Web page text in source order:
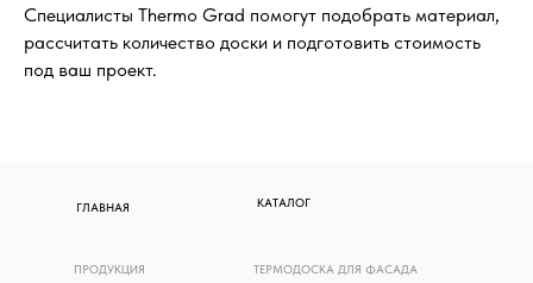
Специалисты Thermo Grad помогут подобрать материал,
рассчитать количество доски и подготовить стоимость
под ваш проект.
ТЕРМОДОСКА ДЛЯ ФАСАДА
КАТАЛОГ
ПРОДУКЦИЯ
ГЛАВНАЯ